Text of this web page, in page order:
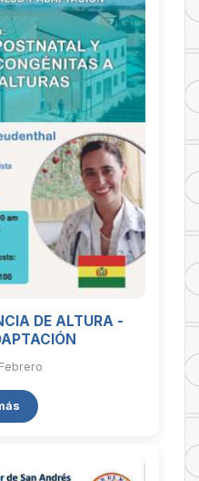
DE ALTURA -
Febrero